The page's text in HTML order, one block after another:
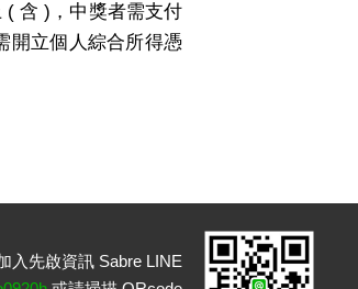
( 含 )，中獎者需支付
開立個人綜合所得憑
入先啟資訊 Sabre LINE